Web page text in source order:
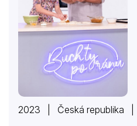
2023 | Česká republika |